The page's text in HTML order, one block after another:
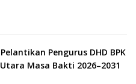
Pengurus DHD BPK
Masa Bakti 2026–2031